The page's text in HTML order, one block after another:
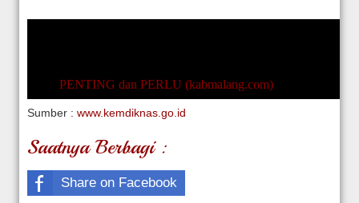
PENTING dan PERLU (kabmalang.com)
Sumber : www.kemdiknas.go.id
Saatnya Berbagi :
Share on Facebook